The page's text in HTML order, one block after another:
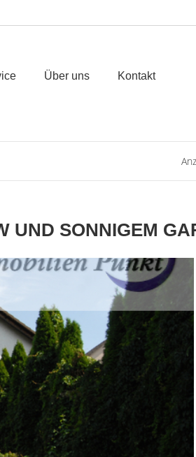
Über uns Kontakt
UND SONNIGEM